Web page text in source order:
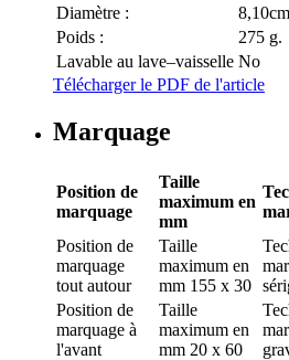
Diamètre :
Poids :
275 g.
Lavable au lave–vaisselle No
Télécharger le PDF de l'article
Marquage
Position de
marquage
Taille
maximum en
mm
Position de
marquage
tout autour
Taille
maximum en
mm 155 x 30
Position de
marquage à
l'avant
Taille
maximum en
mm 20 x 60